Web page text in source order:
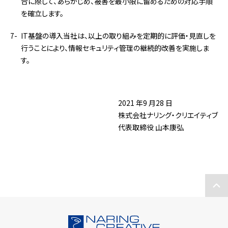
を確立します。
IT基盤の導入当社は、以上の取り組みを定期的に評価・見直しを
行うことにより、情報セキュリティ管理の継続的改善を実施しま
す。
2021 年9 ⽉28 ⽇
株式会社ナリング‧クリエイティブ
代表取締役 ⼭本康弘